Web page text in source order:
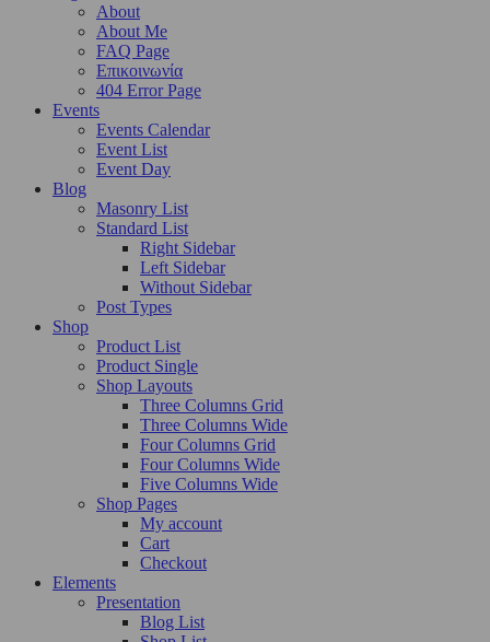
About
About Me
FAQ Page
Επικοινωνία
404 Error Page
Events
Events Calendar
Event List
Event Day
Blog
Masonry List
Standard List
Right Sidebar
Left Sidebar
Without Sidebar
Post Types
Shop
Product List
Product Single
Shop Layouts
Three Columns Grid
Three Columns Wide
Four Columns Grid
Four Columns Wide
Five Columns Wide
Shop Pages
My account
Cart
Checkout
Elements
Presentation
Blog List